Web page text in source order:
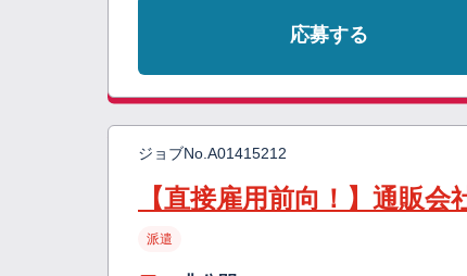
応募する
ジョブNo. A01415212
【直接雇用前向！】通販
派遣